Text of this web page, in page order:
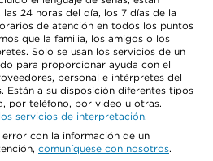
24 horas del día, los 7 días de la
de atención en todos los puntos
que la familia, los amigos o los
Solo se usan los servicios de un
para proporcionar ayuda con el
personal e intérpretes del
Están a su disposición diferentes tipos
por teléfono, por video u otras.
servicios de interpretación.
con la información de un
comuníquese con nosotros.